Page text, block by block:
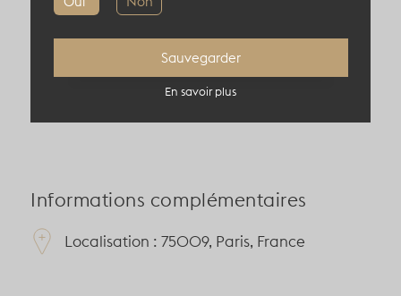
200 pers en cocktail
90 pers en diner
Informations complémentaires
Localisation : 75009, Paris, France
Sauvegarder
En savoir plus